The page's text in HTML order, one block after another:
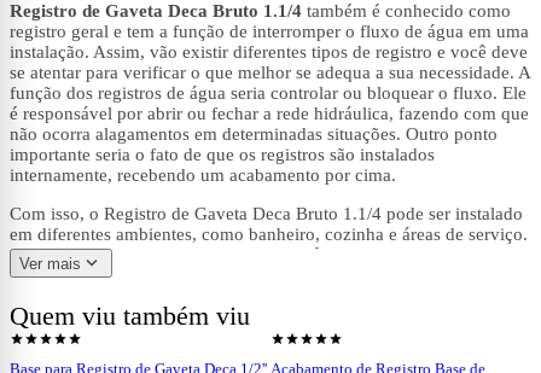
Registro de Gaveta Deca Bruto 1.1/4 também é conhecido como
registro geral e tem a função de interromper o fluxo de água em uma
instalação. Assim, vão existir diferentes tipos de registro e você deve
se atentar para verificar o que melhor se adequa a sua necessidade. A
função dos registros de água seria controlar ou bloquear o fluxo. Ele
é responsável por abrir ou fechar a rede hidráulica, fazendo com que
não ocorra alagamentos em determinadas situações. Outro ponto
importante seria o fato de que os registros são instalados
internamente, recebendo um acabamento por cima.
Com isso, o Registro de Gaveta Deca Bruto 1.1/4 pode ser instalado
em diferentes ambientes, como banheiro, cozinha e áreas de serviço.
Apresentando uma alta qualidade e eficiência, ideal para quem busca
praticidade e segurança na instalação e manutenção de
ótima qualidade, sendo capaz de suportar pressões e temperaturas
extremas. Sendo resistente e fácil de usar.
Ver mais expand_more
Quem viu também viu
shopping_cartVer produto
starstarstarstarstar
Base para Registro de Gaveta Deca 1/2''
starstarstarstarstar
Acabamento de Registro Base de